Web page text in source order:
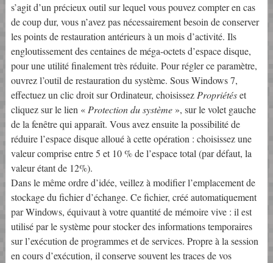
s’agit d’un précieux outil sur lequel vous pouvez compter en cas
de coup dur, vous n’avez pas nécessairement besoin de conserver
les points de restauration antérieurs à un mois d’activité. Ils
engloutissement des centaines de méga-octets d’espace disque,
pour une utilité finalement très réduite. Pour régler ce paramètre,
ouvrez l’outil de restauration du système. Sous Windows 7,
effectuez un clic droit sur Ordinateur, choisissezPropriétéset
cliquez sur le lien «Protection du système», sur le volet gauche
de la fenêtre qui apparaît. Vous avez ensuite la possibilité de
réduire l’espace disque alloué à cette opération : choisissez une
valeur comprise entre 5 et 10 % de l’espace total (par défaut, la
valeur étant de 12%).
Dans le même ordre d’idée, veillez à modifier l’emplacement de
stockage du fichier d’échange. Ce fichier, créé automatiquement
par Windows, équivaut à votre quantité de mémoire vive : il est
utilisé par le système pour stocker des informations temporaires
sur l’exécution de programmes et de services. Propre à la session
en cours d’exécution, il conserve souvent les traces de vos